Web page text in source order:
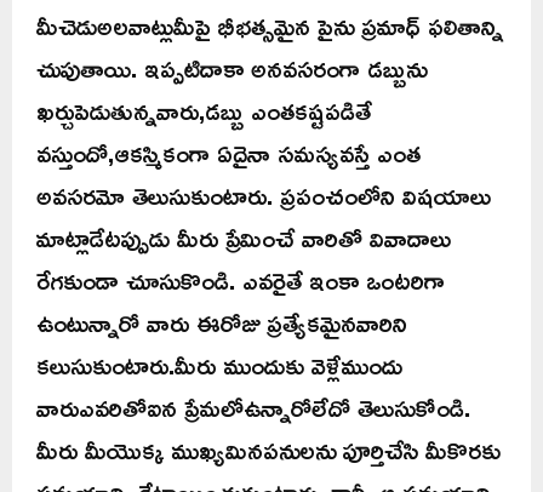
మీచెడుఅలవాట్లుమీపై భీభత్సమైన పైను ప్రమాధ్ ఫలితాన్ని
చుపుతాయి. ఇప్పటిదాకా అనవసరంగా డబ్బును
ఖర్చుపెడుతున్నవారు,డబ్బు ఎంతకష్టపడితే
వస్తుందో,ఆకస్మికంగా ఏదైనా సమస్యవస్తే ఎంత
అవసరమో తెలుసుకుంటారు. ప్రపంచంలోని విషయాలు
మాట్లాడేటప్పుడు మీరు ప్రేమించే వారితో వివాదాలు
రేగకుండా చూసుకొండి. ఎవరైతే ఇంకా ఒంటరిగా
ఉంటున్నారో వారు ఈరోజు ప్రత్యేకమైనవారిని
కలుసుకుంటారు.మీరు ముందుకు వెళ్లేముందు
వారుఎవరితోఐన ప్రేమలోఉన్నారోలేదో తెలుసుకోండి.
మీరు మీయొక్క ముఖ్యమినపనులను పూర్తిచేసి మీకొరకు